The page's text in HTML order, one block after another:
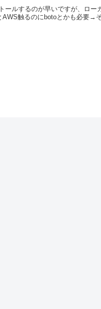
ルするのが早いですが、ロー
触るのにbotoとかも必要→そ